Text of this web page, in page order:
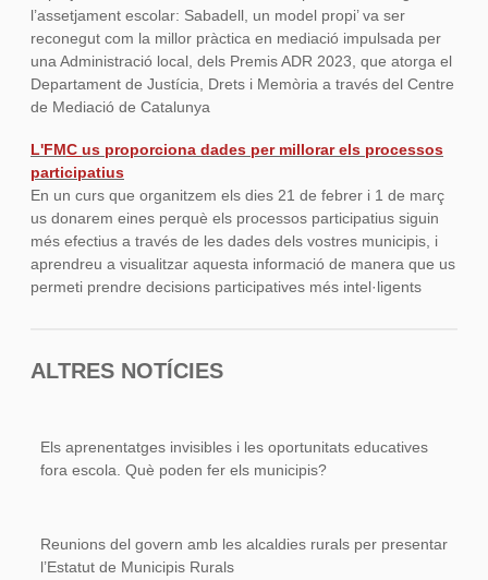
l’assetjament escolar: Sabadell, un model propi’ va ser
reconegut com la millor pràctica en mediació impulsada per
una Administració local, dels Premis ADR 2023, que atorga el
Departament de Justícia, Drets i Memòria a través del Centre
de Mediació de Catalunya
L'FMC us proporciona dades per millorar els processos
participatius
En un curs que organitzem els dies 21 de febrer i 1 de març
us donarem eines perquè els processos participatius siguin
més efectius a través de les dades dels vostres municipis, i
aprendreu a visualitzar aquesta informació de manera que us
permeti prendre decisions participatives més intel·ligents
ALTRES NOTÍCIES
Els aprenentatges invisibles i les oportunitats educatives
fora escola. Què poden fer els municipis?
Reunions del govern amb les alcaldies rurals per presentar
l’Estatut de Municipis Rurals